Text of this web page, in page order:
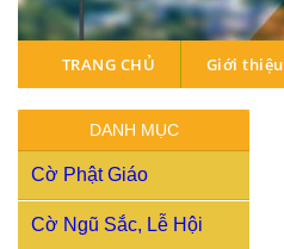
TRANG CHỦ Giới thiệu
DANH MỤC
Cờ Phật Giáo
Cờ Ngũ Sắc, Lễ Hội